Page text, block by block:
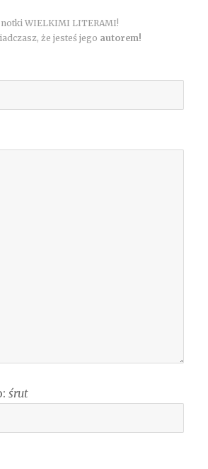
notki WIELKIMI LITERAMI!
że jesteś jego autorem!
śrut